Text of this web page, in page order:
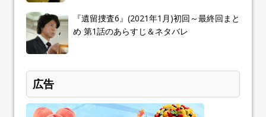
『遺留捜査6』(2021年1月)初回～最終回まと
め 第1話のあらすじ＆ネタバレ
広告